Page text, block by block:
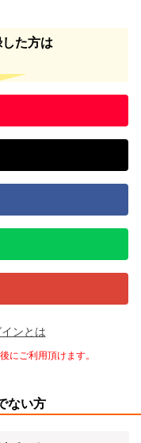
た方は
ンとは
にご利用頂けます。
ない方